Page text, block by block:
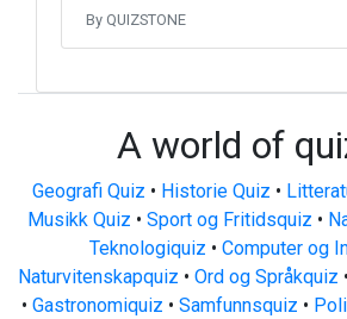
By QUIZSTONE
A world of
Geografi Quiz • Historie Quiz •
Musikk Quiz • Sport og Fritidsquiz •
Teknologiquiz • Computer og
Naturvitenskapquiz • Ord og Språkquiz •
• Gastronomiquiz • Samfunnsquiz •